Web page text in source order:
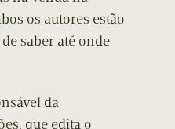
os autores estão
saber até onde
da
que edita o